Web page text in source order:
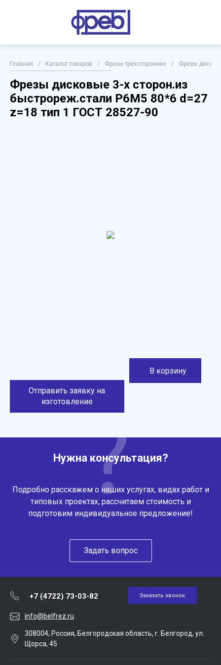
Главная / Каталог товаров / Фрезы трехсторонние / Фрезы
Фрезы дисковые 3-х сторон.из
быстрореж.стали Р6М5 80*6 d=27
z=18 тип 1 ГОСТ 28527-90
Отправить заявку на
изготовление
В корзину
Нужна консультация?
Подробно расскажем о наших услугах, видах работ и
типовых проектах, рассчитаем стоимость и
подготовим индивидуальное предложение!
Задать вопрос
+7 (4722) 73-03-82 Заказать звонок
info@belfrez.ru
308004, Россия, Белгородская область, г. Белгород, ул.
Щорса, 45